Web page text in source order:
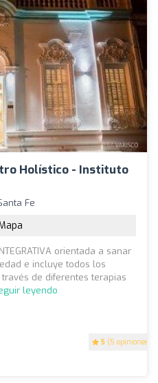
Holístico - Instituto
5 (5 opiniones)
Fe
orientada a sanar
e incluye todos los
de diferentes terapias
leyendo